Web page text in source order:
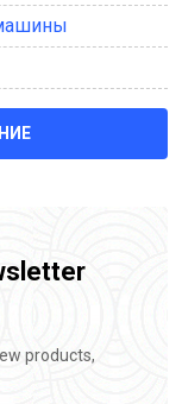
products,